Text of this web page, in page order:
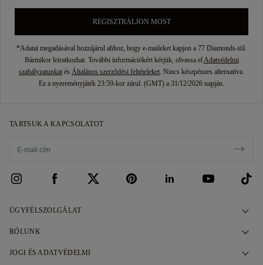
REGISZTRÁLJON MOST
*Adatai megadásával hozzájárul ahhoz, hogy e-maileket kapjon a 77 Diamonds-tól.
Bármikor leiratkozhat. További információkért kérjük, olvassa elAdatvédelmi
szabályzatunkat és Általános szerződési feltételeket. Nincs készpénzes alternatíva.
Ez a nyereményjáték 23:59-kor zárul. (GMT) a 31/12/2026 napján.
TARTSUK A KAPCSOLATOT
ÜGYFÉLSZOLGÁLAT
Kapcsolatfelvétel
Foglaljon időpontot
RÓLUNK
Történetünk
JOGI ÉS ADATVÉDELMI